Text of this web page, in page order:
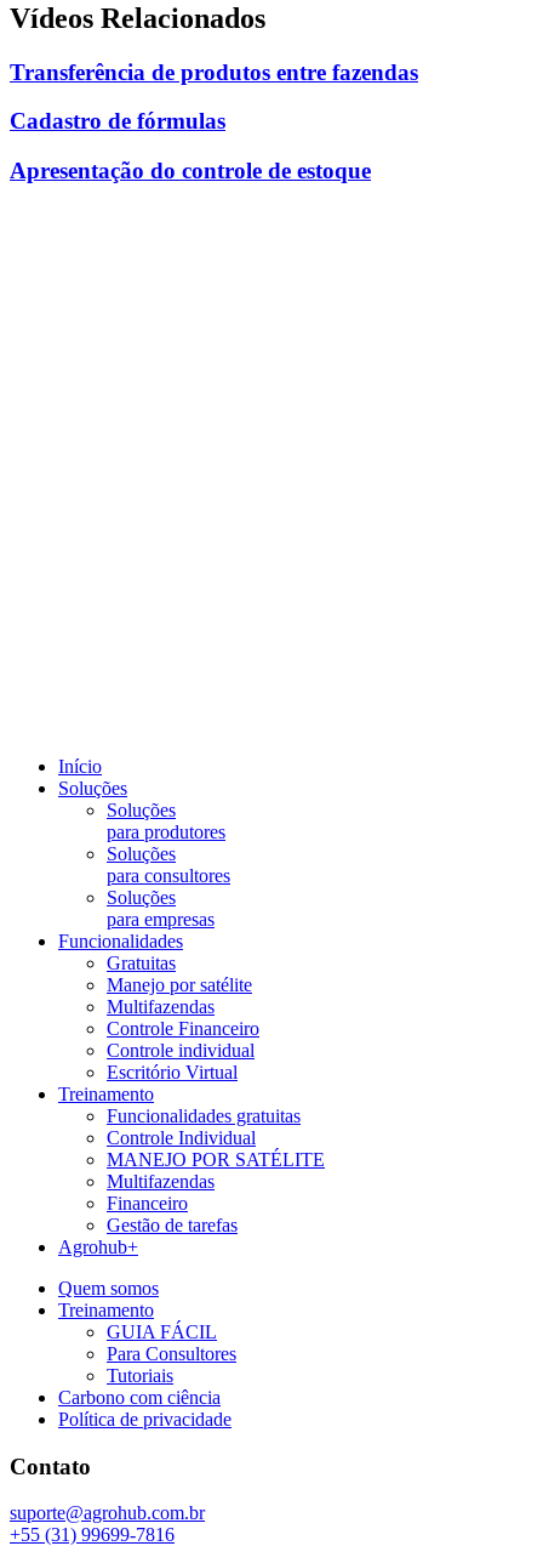
Vídeos Relacionados
Transferência de produtos entre fazendas
Cadastro de fórmulas
Apresentação do controle de estoque
Início
Soluções
Soluções
para produtores
Soluções
para consultores
Soluções
para empresas
Funcionalidades
Gratuitas
Manejo por satélite
Multifazendas
Controle Financeiro
Controle individual
Escritório Virtual
Treinamento
Funcionalidades gratuitas
Controle Individual
MANEJO POR SATÉLITE
Multifazendas
Financeiro
Gestão de tarefas
Agrohub+
Quem somos
Treinamento
GUIA FÁCIL
Para Consultores
Tutoriais
Carbono com ciência
Política de privacidade
Contato
suporte@agrohub.com.br
+55 (31) 99699-7816